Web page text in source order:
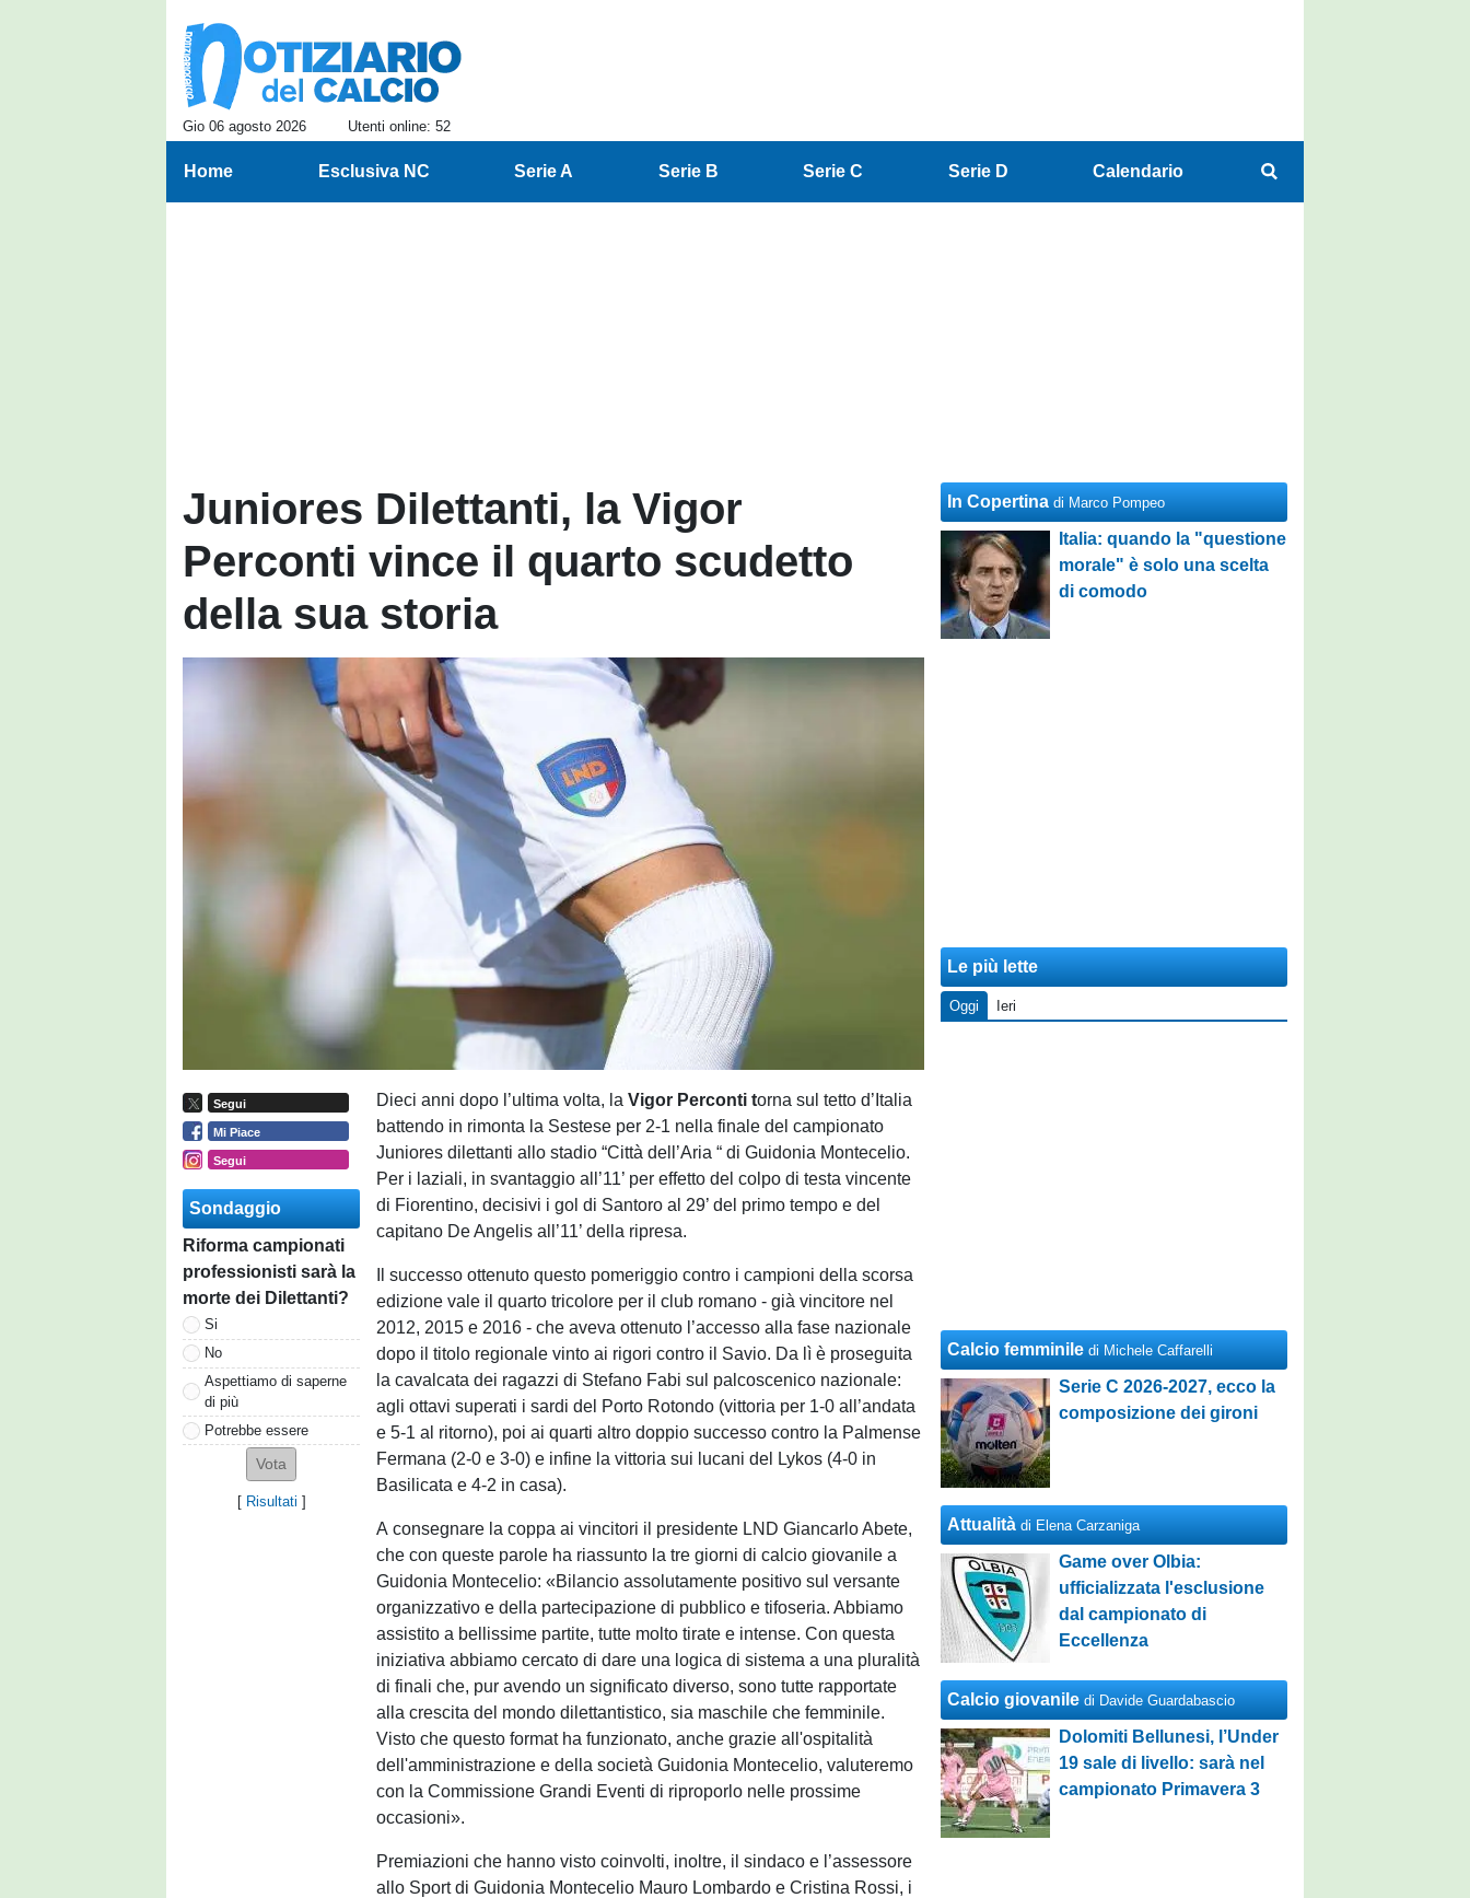
Gio 06 agosto 2026 Utenti online: 52
Home Esclusiva NC Serie A Serie B Serie C Serie D Calendario
Juniores Dilettanti, la Vigor
Perconti vince il quarto scudetto
della sua storia
Segui
Mi Piace
Segui
Sondaggio
Riforma campionati
professionisti sarà la
morte dei Dilettanti?
Si
No
Aspettiamo di saperne
di più
Potrebbe essere
[ Risultati ]
Dieci anni dopo l’ultima volta, laVigor Perconti torna sul tetto d’Italia
battendo in rimonta la Sestese per 2-1 nella finale del campionato
Juniores dilettanti allo stadio “Città dell’Aria “ di Guidonia Montecelio.
Per i laziali, in svantaggio all’11’ per effetto del colpo di testa vincente
di Fiorentino, decisivi i gol di Santoro al 29’ del primo tempo e del
capitano De Angelis all’11’ della ripresa.
Il successo ottenuto questo pomeriggio contro i campioni della scorsa
edizione vale il quarto tricolore per il club romano - già vincitore nel
2012, 2015 e 2016 - che aveva ottenuto l’accesso alla fase nazionale
dopo il titolo regionale vinto ai rigori contro il Savio. Da lì è proseguita
la cavalcata dei ragazzi di Stefano Fabi sul palcoscenico nazionale:
agli ottavi superati i sardi del Porto Rotondo (vittoria per 1-0 all’andata
e 5-1 al ritorno), poi ai quarti altro doppio successo contro la Palmense
Fermana (2-0 e 3-0) e infine la vittoria sui lucani del Lykos (4-0 in
Basilicata e 4-2 in casa).
A consegnare la coppa ai vincitori il presidente LND Giancarlo Abete,
che con queste parole ha riassunto la tre giorni di calcio giovanile a
Guidonia Montecelio: «Bilancio assolutamente positivo sul versante
organizzativo e della partecipazione di pubblico e tifoseria. Abbiamo
assistito a bellissime partite, tutte molto tirate e intense. Con questa
iniziativa abbiamo cercato di dare una logica di sistema a una pluralità
di finali che, pur avendo un significato diverso, sono tutte rapportate
alla crescita del mondo dilettantistico, sia maschile che femminile.
Visto che questo format ha funzionato, anche grazie all'ospitalità
dell'amministrazione e della società Guidonia Montecelio, valuteremo
con la Commissione Grandi Eventi di riproporlo nelle prossime
occasioni».
Premiazioni che hanno visto coinvolti, inoltre, il sindaco e l’assessore
allo Sport di Guidonia Montecelio Mauro Lombardo e Cristina Rossi, i
In Copertina di Marco Pompeo
Italia: quando la "questione
morale" è solo una scelta
di comodo
Le più lette
Oggi Ieri
Calcio femminile di Michele Caffarelli
Serie C 2026-2027, ecco la
composizione dei gironi
Attualità di Elena Carzaniga
Game over Olbia:
ufficializzata l'esclusione
dal campionato di
Eccellenza
Calcio giovanile di Davide Guardabascio
Dolomiti Bellunesi, l’Under
19 sale di livello: sarà nel
campionato Primavera 3